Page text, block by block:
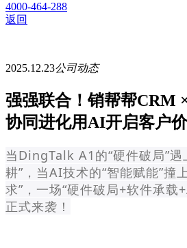
4000-464-288
返回
2025.12.23公司动态
强强联合！销帮帮CRM
协同进化用AI开启客户
当DingTalk A1的“硬件破局”遇
耕”，当AI技术的“智能赋能”撞
求”，一场“硬件破局+软件承载
正式来袭！